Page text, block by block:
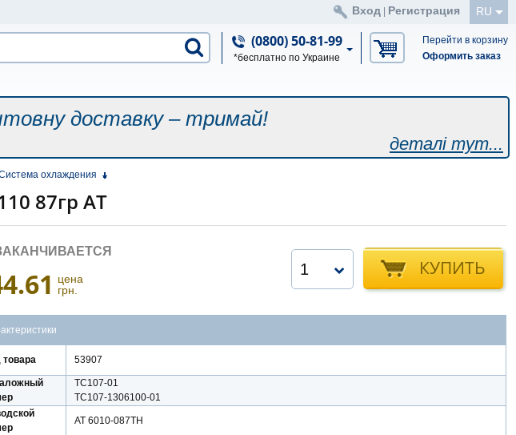
RU
Вход Регистрация
(0800) 50-81-99
*бесплатно по Украине
Перейти в корзину
Оформить заказ
доставку – тримай!
деталі тут...
охлаждения
87гр АТ
цена
грн.
КУПИТЬ
1
товара 53907
ТС107-01
ТС107-1306100-01
AT 6010-087TH